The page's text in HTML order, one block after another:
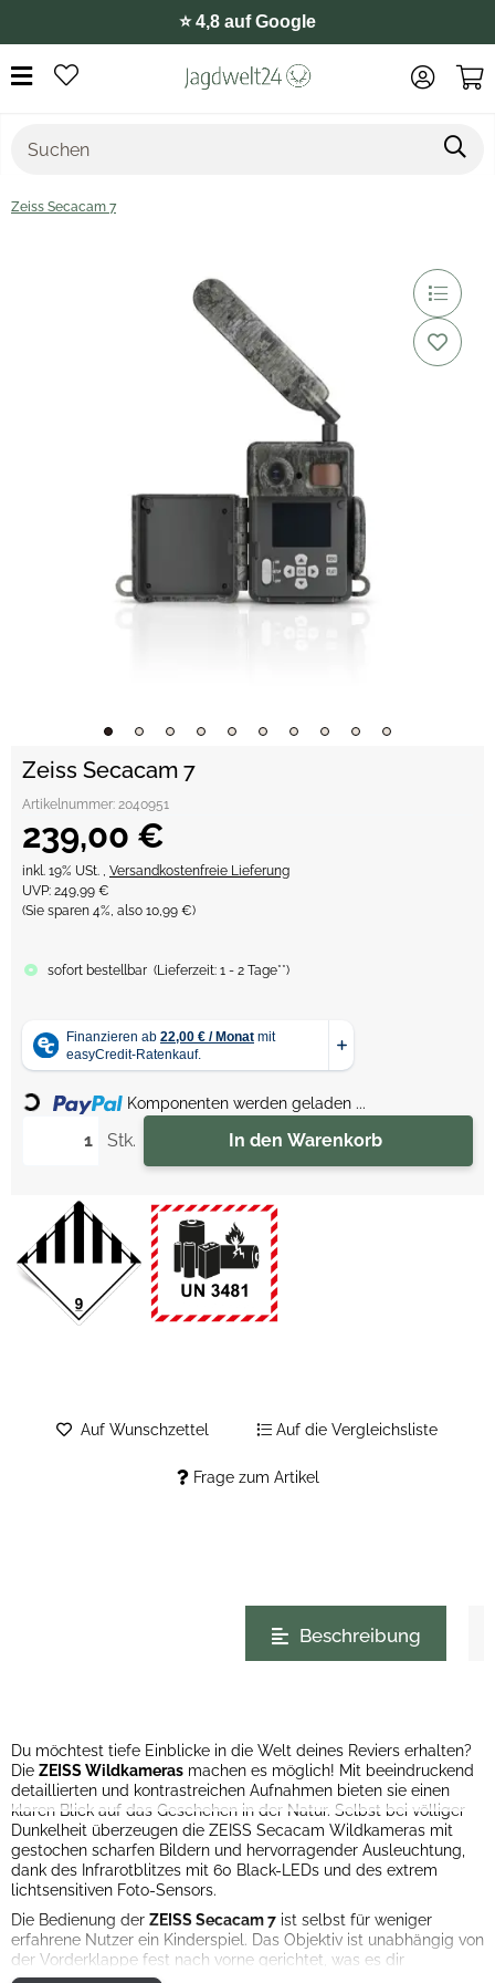
⭐️ 4,8 auf Google
Zeiss Secacam 7
Zeiss Secacam 7
Artikelnummer: 2040951
239,00 €
inkl. 19% USt. , Versandkostenfreie Lieferung
UVP: 249,99 €
(Sie sparen 4%, also 10,99 €)
sofort bestellbar (Lieferzeit: 1 - 2 Tage**)
Stk. In den Warenkorb
Loading... Komponenten werden geladen ...
Frage zum Artikel
Auf Wunschzettel Auf die Vergleichsliste
Beschreibung
Du möchtest tiefe Einblicke in die Welt deines Reviers erhalten?
Die ZEISS Wildkameras machen es möglich! Mit beeindruckend
detaillierten und kontrastreichen Aufnahmen bieten sie einen
klaren Blick auf das Geschehen in der Natur. Selbst bei völliger
Dunkelheit überzeugen die ZEISS Secacam Wildkameras mit
gestochen scharfen Bildern und hervorragender Ausleuchtung,
dank des Infrarotblitzes mit 60 Black-LEDs und des extrem
lichtsensitiven Foto-Sensors.
Die Bedienung der ZEISS Secacam 7 ist selbst für weniger
erfahrene Nutzer ein Kinderspiel. Das Objektiv ist unabhängig von
der Vorderklappe fest nach vorne gerichtet, was es dir